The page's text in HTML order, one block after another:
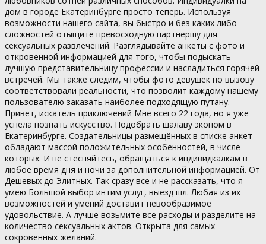
дом в городе Екатеринбурге просто теперь. Используя
возможности нашего сайта, вы быстро и без каких либо
сложностей отыщите превосходную партнершу для
сексуальных развлечений. Разглядывайте анкеты с фото и
откровенной информацией для того, чтобы подыскать
лучшую представительницу профессии и насладиться горячей
встречей. Мы также следим, чтобы фото девушек по вызову
соответствовали реальности, что позволит каждому нашему
пользователю заказать наиболее подходящую путану.
Привет, искатель приключений Мне всего 22 года, но я уже
успела познать искусство. Подобрать шалаву эконом в
Екатеринбурге. Создательницы размещённых в списке анкет
обладают массой положительных особенностей, в числе
которых. И не стесняйтесь, обращаться к индивидкалкам в
любое время дня и ночи за дополнительной информацией. От
Дешевых до Элитных. Так сразу все и не рассказать, что я
умею Большой выбор интим услуг, выезд шл. Любая из их
возможностей и умений доставит невообразимое
удовольствие. А лучше возьмите все расходы и разделите на
количество сексуальных актов. Открыта для самых
сокровенных желаний.